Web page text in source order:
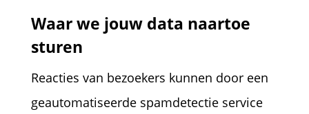
Waar we jouw data naartoe
sturen
Reacties van bezoekers kunnen door een
geautomatiseerde spamdetectie service